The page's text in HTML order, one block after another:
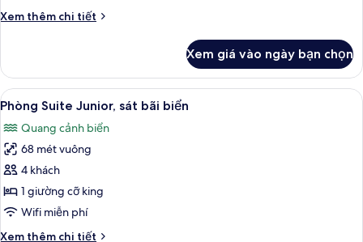
ngủ,
vườn
(Pool
Villa)
Xem thêm chi tiết
Chi
Biệt
thự,
3
phòng
ngủ,
quang
vườn
(Pool
Villa)
Xem giá vào ngày bạn chọn
Xem
tất
cả
ảnh
Phòng
Suite
Junior,
Phòng Suite Junior, sát bãi biển | Hiên
9
Phòng Suite Junior, sát bãi biển
Quang cảnh biển
68 mét vuông
4 khách
1 giường cỡ king
Wifi miễn phí
Xem thêm chi tiết
Chi